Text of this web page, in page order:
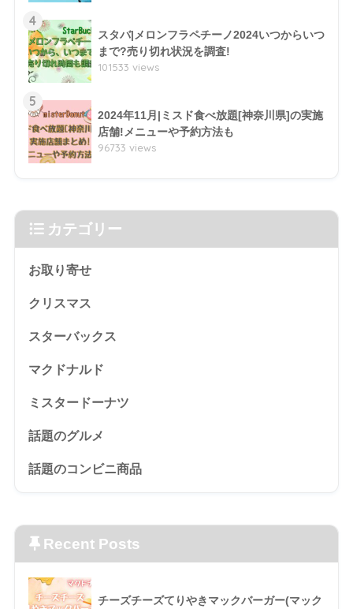
4
スタバ|メロンフラペチーノ2024いつからいつ
まで?売り切れ状況を調査!
101533 views
5
2024年11月|ミスド食べ放題[神奈川県]の実施
店舗!メニューや予約方法も
96733 views
カテゴリー
お取り寄せ
クリスマス
スターバックス
マクドナルド
ミスタードーナツ
話題のグルメ
話題のコンビニ商品
Recent Posts
チーズチーズてりやきマックバーガー(マック